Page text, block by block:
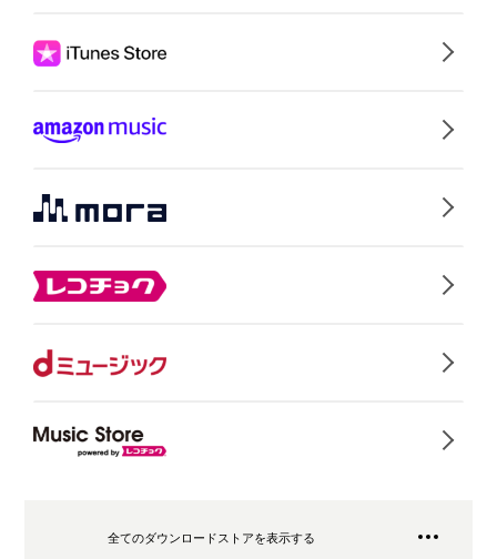
全てのダウンロードストアを表示する